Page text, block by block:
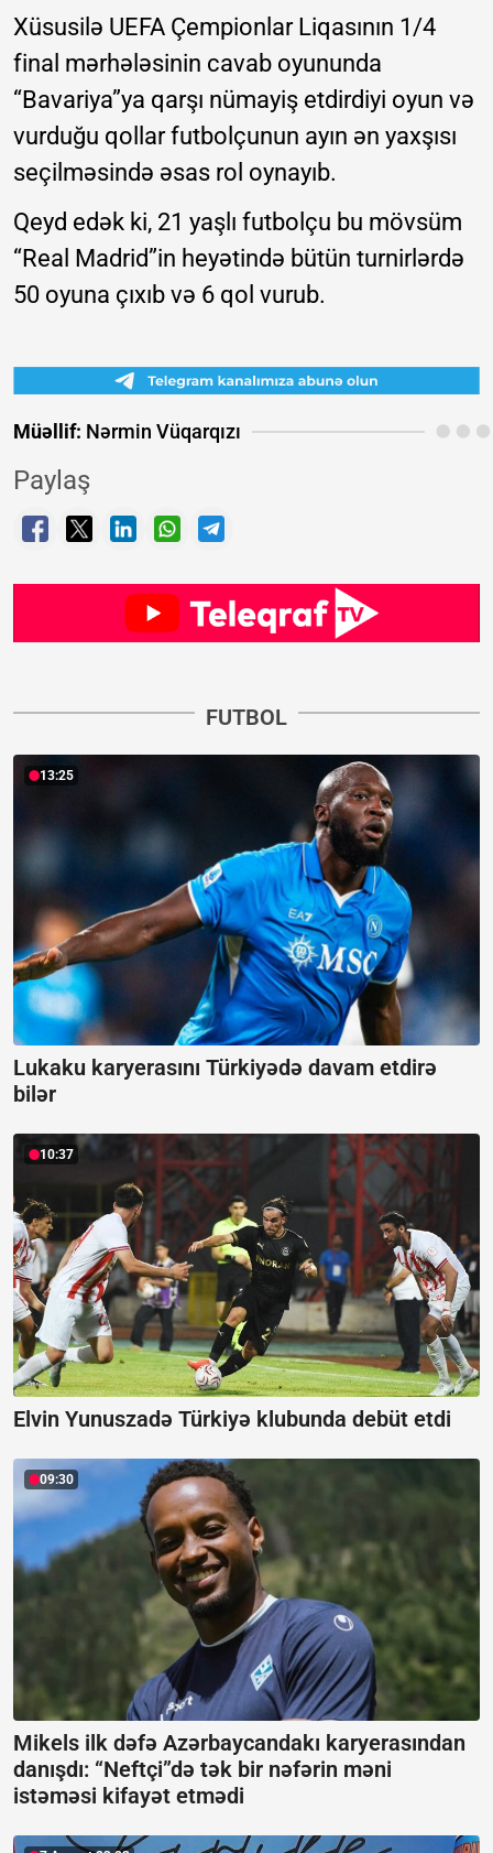
Xüsusilə UEFA Çempionlar Liqasının 1/4
final mərhələsinin cavab oyununda
“Bavariya”ya qarşı nümayiş etdirdiyi oyun və
vurduğu qollar futbolçunun ayın ən yaxşısı
seçilməsində əsas rol oynayıb.
Qeyd edək ki, 21 yaşlı futbolçu bu mövsüm
“Real Madrid”in heyətində bütün turnirlərdə
50 oyuna çıxıb və 6 qol vurub.
Müəllif: Nərmin Vüqarqızı
Paylaş
FUTBOL
13:25
Lukaku karyerasını Türkiyədə davam etdirə
bilər
10:37
Elvin Yunuszadə Türkiyə klubunda debüt etdi
09:30
Mikels ilk dəfə Azərbaycandakı karyerasından
danışdı: “Neftçi”də tək bir nəfərin məni
istəməsi kifayət etmədi